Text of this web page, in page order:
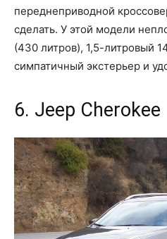
переднеприводной
сделать. У этой модели
(430 литров), 1,5-литровый
симпатичный экстерьер и
6. Jeep Cherokee